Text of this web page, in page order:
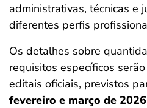
administrativas, técnicas e
diferentes perfis
Os detalhes sobre
requisitos específicos
editais oficiais, previstos
fevereiro e março de 2026